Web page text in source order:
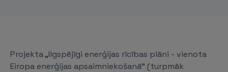
Projekta „Ilgspējīgi enerģijas rīcības plāni - vienota
Eiropa enerģijas apsaimniekošanā” (turpmāk